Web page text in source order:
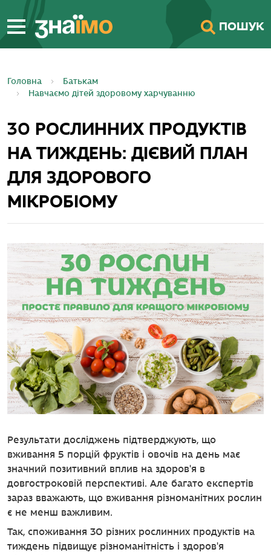
ПЕРЕЙТИ ДО
ГОЛОВНОГО
ПОШУК
Головна
Батькам
Навчаємо дітей здоровому харчуванню
30 РОСЛИННИХ ПРОДУКТІВ
НА ТИЖДЕНЬ: ДІЄВИЙ ПЛАН
ДЛЯ ЗДОРОВОГО
МІКРОБІОМУ
Результати досліджень підтверджують, що
вживання 5 порцій фруктів і овочів на день має
значний позитивний вплив на здоров'я в
довгостроковій перспективі. Але багато експертів
зараз вважають, що вживання різноманітних рослин
є не менш важливим.
Так, споживання 30 різних рослинних продуктів на
тиждень підвищує різноманітність і здоров'я